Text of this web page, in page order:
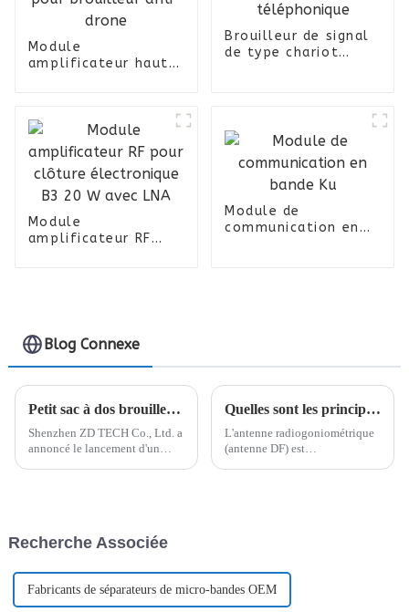
Module
amplificateur haute
pour brouilleur anti-
drone
Brouilleur de signal
de type chariot
Module
amplificateur RF
Module de
communication en
Blog Connexe
Petit sac à dos brouilleur - ZD TECH
Shenzhen ZD TECH Co., Ltd. a
annoncé le lancement d'un
brouilleur de sac à dos est un
Quelles sont les principales caractéristiques des antennes DF ?
L'antenne radiogoniométrique
(antenne DF) est
Recherche Associée
Fabricants de séparateurs de micro-bandes OEM